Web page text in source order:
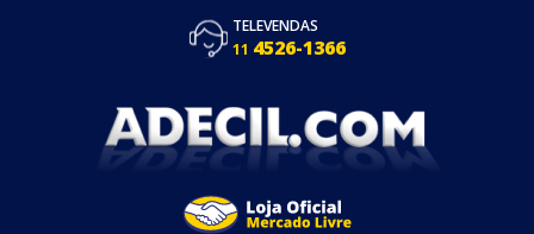
TELEVENDAS
11 4526-1366